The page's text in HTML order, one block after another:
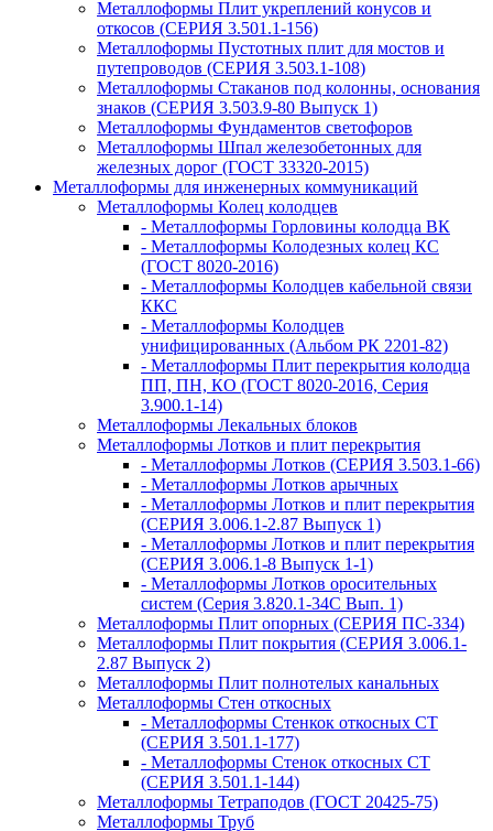
Металлоформы Плит укреплений конусов и
откосов (СЕРИЯ 3.501.1-156)
Металлоформы Пустотных плит для мостов и
путепроводов (СЕРИЯ 3.503.1-108)
Металлоформы Стаканов под колонны, основания
знаков (СЕРИЯ 3.503.9-80 Выпуск 1)
Металлоформы Фундаментов светофоров
Металлоформы Шпал железобетонных для
железных дорог (ГОСТ 33320-2015)
Металлоформы для инженерных коммуникаций
Металлоформы Колец колодцев
- Металлоформы Горловины колодца ВК
- Металлоформы Колодезных колец КС
(ГОСТ 8020-2016)
- Металлоформы Колодцев кабельной связи
ККС
- Металлоформы Колодцев
унифицированных (Альбом РК 2201-82)
- Металлоформы Плит перекрытия колодца
ПП, ПН, КО (ГОСТ 8020-2016, Серия
3.900.1-14)
Металлоформы Лекальных блоков
Металлоформы Лотков и плит перекрытия
- Металлоформы Лотков (СЕРИЯ 3.503.1-66)
- Металлоформы Лотков арычных
- Металлоформы Лотков и плит перекрытия
(СЕРИЯ 3.006.1-2.87 Выпуск 1)
- Металлоформы Лотков и плит перекрытия
(СЕРИЯ 3.006.1-8 Выпуск 1-1)
- Металлоформы Лотков оросительных
систем (Серия 3.820.1-34С Вып. 1)
Металлоформы Плит опорных (СЕРИЯ ПС-334)
Металлоформы Плит покрытия (СЕРИЯ 3.006.1-
2.87 Выпуск 2)
Металлоформы Плит полнотелых канальных
Металлоформы Стен откосных
- Металлоформы Стенкок откосных СТ
(СЕРИЯ 3.501.1-177)
- Металлоформы Стенок откосных СТ
(СЕРИЯ 3.501.1-144)
Металлоформы Тетраподов (ГОСТ 20425-75)
Металлоформы Труб